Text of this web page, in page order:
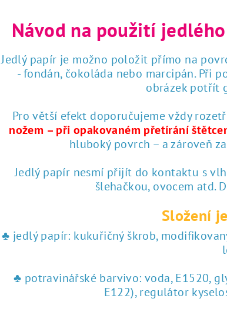
Návod na použití
Jedlý papír je možno položit přímo na
- fondán, čokoláda nebo marcipán. Při
obrázek potřít
Pro větší efekt doporučujeme vždy
nožem – při opakovaném přetírání
hluboký povrch – a zároveň
Jedlý papír nesmí přijít do kontaktu s
šlehačkou, ovocem atd.
Složení
♣ jedlý papír: kukuřičný škrob,
♣ potravinářské barvivo: voda, E1520,
E122), regulátor